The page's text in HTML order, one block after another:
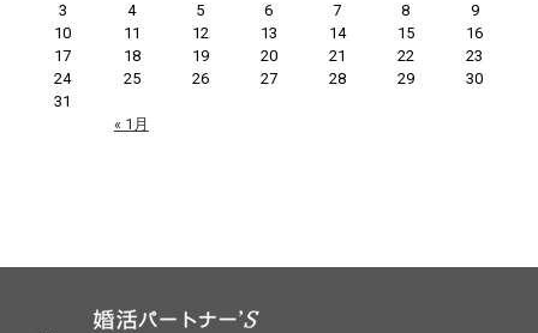
« 1月
3
4 5 6 7 8
9
10
11 12 13 14 15
16
17
18 19 20 21 22
23
24
25 26 27 28 29
30
31